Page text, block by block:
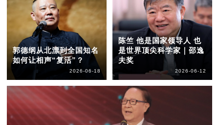
郭德纲从北漂到全国知名
如何让相声“复活”？
2026-06-18
陈竺 他是国家领导人 也
是世界顶尖科学家｜邵逸
夫奖
2026-06-12